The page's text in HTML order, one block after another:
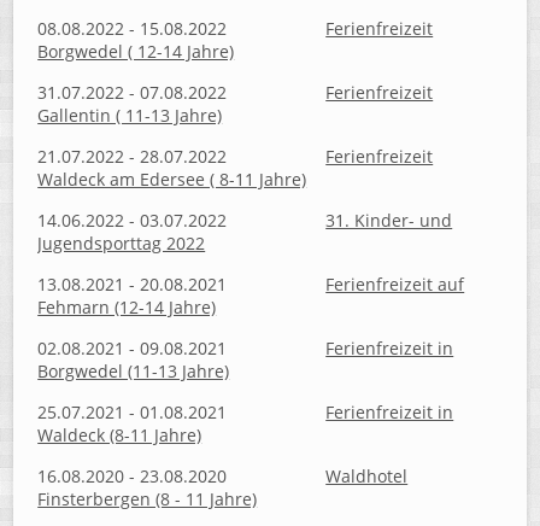
08.08.2022 - 15.08.2022
Ferienfreizeit
Borgwedel ( 12-14 Jahre)
31.07.2022 - 07.08.2022
Ferienfreizeit
Gallentin ( 11-13 Jahre)
21.07.2022 - 28.07.2022
Ferienfreizeit
Waldeck am Edersee ( 8-11 Jahre)
14.06.2022 - 03.07.2022
31. Kinder- und
Jugendsporttag 2022
13.08.2021 - 20.08.2021
Ferienfreizeit auf
Fehmarn (12-14 Jahre)
02.08.2021 - 09.08.2021
Ferienfreizeit in
Borgwedel (11-13 Jahre)
25.07.2021 - 01.08.2021
Ferienfreizeit in
Waldeck (8-11 Jahre)
16.08.2020 - 23.08.2020
Waldhotel
Finsterbergen (8 - 11 Jahre)